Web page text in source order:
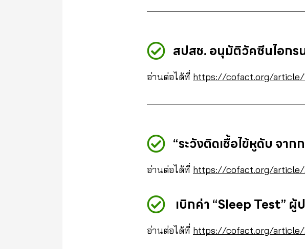
สปสช. อนุมัติวัคซีนไอกร
อ่านต่อได้ที่ https://cofact.org/article/
“ระวังติดเชื้อไข้หูดับ จา
อ่านต่อได้ที่ https://cofact.org/
เบิกค่า “Sleep Test”
อ่านต่อได้ที่ https://cofact.org/article/